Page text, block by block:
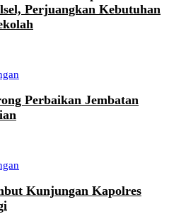
Perjuangkan Kebutuhan
Perbaikan Jembatan
Kunjungan Kapolres